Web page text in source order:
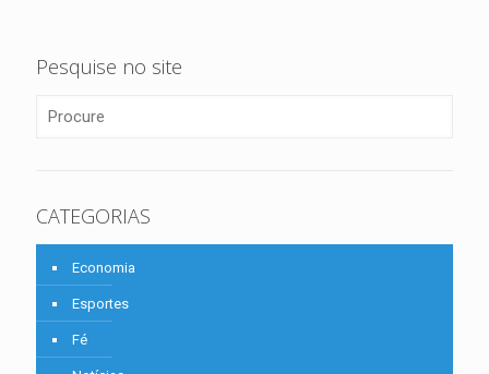
Pesquise no site
CATEGORIAS
Economia
Esportes
Fé